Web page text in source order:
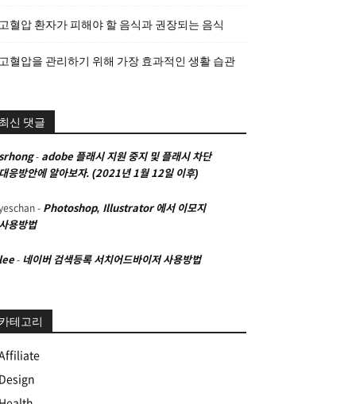
혈압 환자가 피해야 할 음식과 권장되는 음식
혈압을 관리하기 위해 가장 효과적인 생활 습관
신 댓글
- adobe 플래시 지원 중지 및 플래시 차단
응방안에 알아보자. (2021년 1월 12일 이후)
- Photoshop, Illustrator 에서 이모지
용방법
- 네이버 검색등록 서치어드바이저 사용방법
테고리